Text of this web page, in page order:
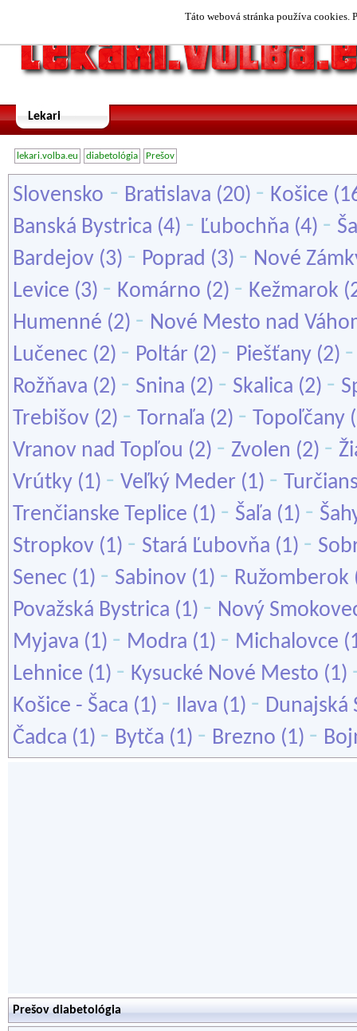
Táto webová stránka používa cookies.
Lekari
lekari.volba.eu diabetológia Prešov
Slovensko - Bratislava (20) - Košice
Banská Bystrica (4) - Ľubochňa (4) -
Bardejov (3) - Poprad (3) - Nové
Levice (3) - Komárno (2) - Kežmarok
Humenné (2) - Nové Mesto nad
Lučenec (2) - Poltár (2) - Piešťany (2)
Rožňava (2) - Snina (2) - Skalica (2) -
Trebišov (2) - Tornaľa (2) - Topoľčany
Vranov nad Topľou (2) - Zvolen (2) -
Vrútky (1) - Veľký Meder (1) -
Trenčianske Teplice (1) - Šaľa (1) -
Stropkov (1) - Stará Ľubovňa (1) -
Senec (1) - Sabinov (1) - Ružomberok
Považská Bystrica (1) - Nový
Myjava (1) - Modra (1) - Michalovce
Lehnice (1) - Kysucké Nové Mesto (1)
Košice - Šaca (1) - Ilava (1) - Dunajská
Čadca (1) - Bytča (1) - Brezno (1) -
Prešov diabetológia